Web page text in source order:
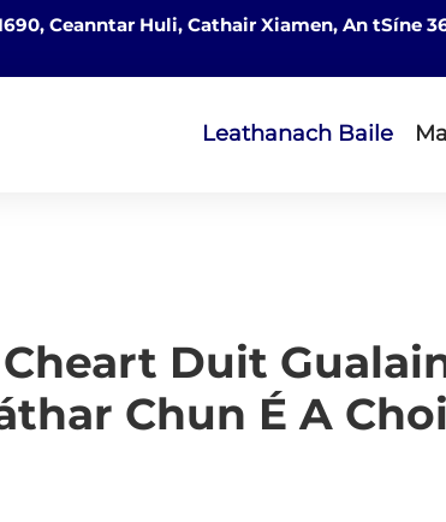
Ceanntar Huli, Cathair Xiamen, An tSíne
Leathanach Baile
Duit
Chun É A